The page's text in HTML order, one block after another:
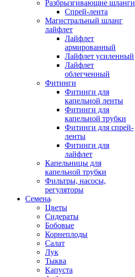
Разбрызгивающие шланги
Спрей-лента
Магистральный шланг
лайфлет
Лайфлет
армированный
Лайфлет усиленный
Лайфлет
облегченный
Фитинги
Фитинги для
капельной ленты
Фитинги для
капельной трубки
Фитинги для спрей-
ленты
Фитинги для
лайфлет
Капельницы для
капельной трубки
Фильтры, насосы,
регуляторы
Семена
Цветы
Сидераты
Бобовые
Корнеплоды
Салат
Лук
Тыква
Капуста